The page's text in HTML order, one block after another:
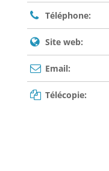
Téléphone:
Site web:
Email:
Télécopie: